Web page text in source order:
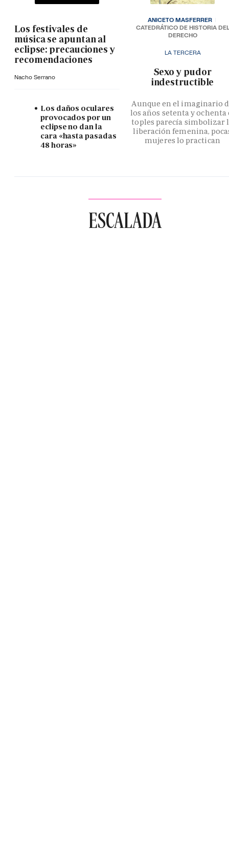
Los festivales de
música se apuntan al
eclipse: precauciones y
recomendaciones
Nacho Serrano
Los daños oculares
provocados por un
eclipse no dan la
cara «hasta pasadas
48 horas»
LA TERCERA
­Sexo y pudor
indestructible
Aunque en el imaginario
los años setenta y ochenta
toples parecía simbolizar
liberación femenina,
mujeres lo practican
ANICETO MASFERRER
CATEDRÁTICO DE HISTORIA DEL
DERECHO
ESCALADA